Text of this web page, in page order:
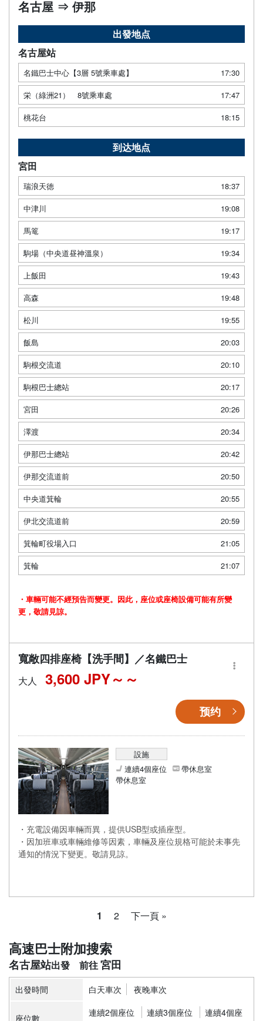
名古屋 ⇒ 伊那
出發地点
名古屋站
名鐵巴士中心【3層 5號乘車處】
17:30
栄（綠洲21） 8號乘車處
17:47
桃花台
18:15
到达地点
宮田
瑞浪天徳
18:37
中津川
19:08
馬篭
19:17
駒場（中央道昼神溫泉）
19:34
上飯田
19:43
高森
19:48
松川
19:55
飯島
20:03
駒根交流道
20:10
駒根巴士總站
20:17
宮田
20:26
澤渡
20:34
伊那巴士總站
20:42
伊那交流道前
20:50
中央道箕輪
20:55
伊北交流道前
20:59
箕輪町役場入口
21:05
箕輪
21:07
・車輛可能不經預告而變更。因此，座位或座椅設備可能有所變
更，敬請見諒。
寬敞四排座椅【洗手間】／名鐵巴士
大人 3,600 JPY～
预约
設施
連續4個座位
帶休息室
帶休息室
・充電設備因車輛而異，提供USB型或插座型。
・因加班車或車輛維修等因素，車輛及座位規格可能於未事先
通知的情況下變更。敬請見諒。
1 2 下一頁 »
高速巴士附加搜索
名古屋站 宮田
出發時間 白天車次 夜晚車次
座位數 連續2個座位 連續3個座位
連續4個座